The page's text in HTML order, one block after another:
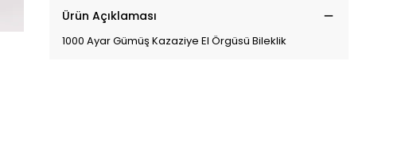
Ürün Açıklaması
1000 Ayar Gümüş Kazaziye El Örgüsü Bileklik